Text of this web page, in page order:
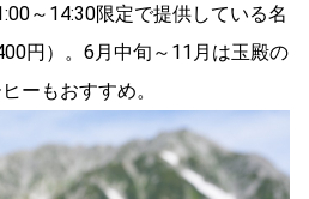
～14:30限定で提供している名
円）。6月中旬～11月は玉殿の
ーもおすすめ。